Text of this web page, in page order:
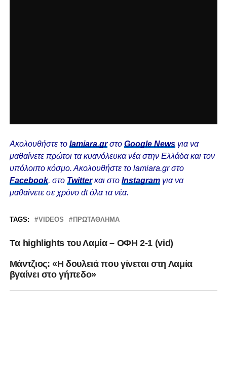
Ακολουθήστε το lamiara.grστο Google Newsγια να
μαθαίνετε πρώτοι τα κυανόλευκα νέα στην Ελλάδα και τον
υπόλοιπο κόσμο. Ακολουθήστε το lamiara.gr στο
Facebook, στο Twitterκαι στο Instagram για να
μαθαίνετε σε χρόνο dt όλα τα νέα.
TAGS: VIDEOS ΠΡΩΤΆΘΛΗΜΑ
Tα highlights του Λαμία – ΟΦΗ 2-1 (vid)
Μάντζιος: «Η δουλειά που γίνεται στη Λαμία
βγαίνει στο γήπεδο»